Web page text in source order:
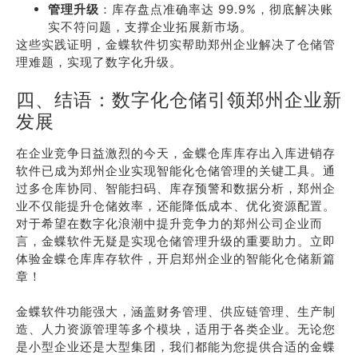
管理升级 ：库存盘点准确率达 99.9%，彻底解决账
实不符问题，支撑企业拓展新市场。
这些实践证明，金蝶软件切实帮助郑州企业解决了仓储管
理难题，实现了数字化升级。
四、结语：数字化仓储引领郑州企业新
发展
在企业竞争日益激烈的今天，金蝶仓库库存出入库进销存
软件已成为郑州企业实现智能化仓储管理的关键工具。通
过多仓库协同、智能扫码、库存预警和数据分析，郑州企
业不仅能提升仓储效率，还能降低成本、优化资源配置。
对于希望在数字化浪潮中提升竞争力的郑州公司企业而
言，金蝶软件无疑是实现仓储管理升级的重要助力。立即
体验金蝶仓库库存软件，开启郑州企业的智能化仓储新篇
章！
金蝶软件功能强大，涵盖财务管理、供应链管理、生产制
造、人力资源管理等多个模块，适用于各类企业。无论您
是小型企业还是大型集团，我们都能为您提供合适的金蝶